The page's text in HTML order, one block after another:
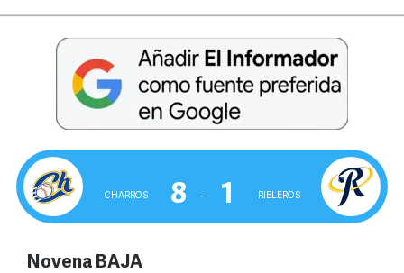
CHARROS 8 ‒ 1 RIELEROS
Novena BAJA